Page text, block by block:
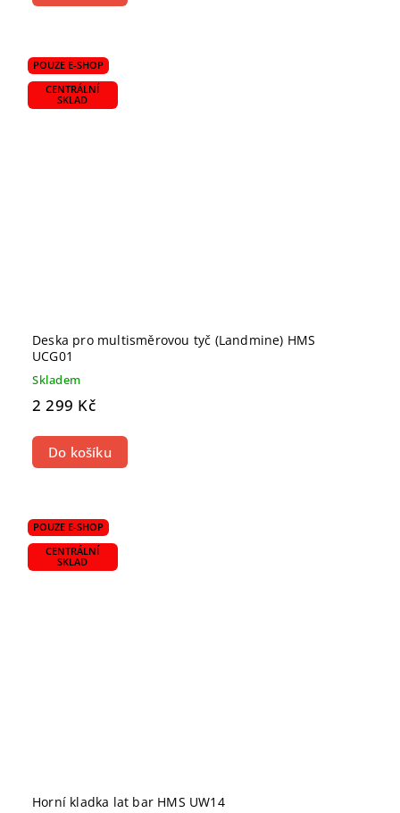
POUZE E-SHOP
CENTRÁLNÍ
SKLAD
Deska pro multisměrovou tyč (Landmine) HMS
UCG01
Skladem
2 299 Kč
Do košíku
POUZE E-SHOP
CENTRÁLNÍ
SKLAD
Horní kladka lat bar HMS UW14